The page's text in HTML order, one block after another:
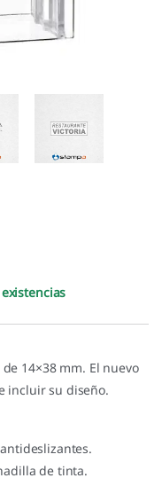
14×38 mm. El nuevo
incluir su diseño.
de tinta.